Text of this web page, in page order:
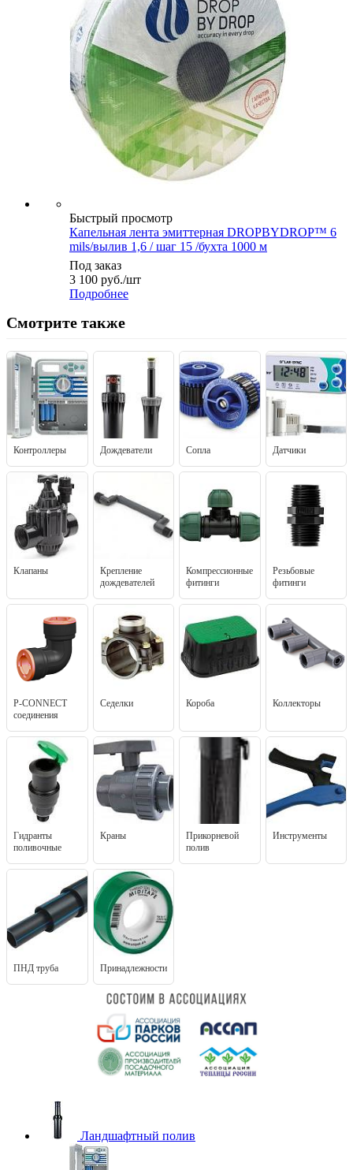
Быстрый просмотр
Капельная лента эмиттерная DROPBYDROP™ 6
mils/вылив 1,6 / шаг 15 /бухта 1000 м
Под заказ
3 100 руб./шт
Подробнее
Смотрите также
Контроллеры Дождеватели Сопла Датчики
Клапаны
Крепление
дождевателей
Компрессионные
фитинги
Резьбовые
фитинги
P-CONNECT
соединения
Седелки Короба Коллекторы
Гидранты
поливочные
Краны
Прикорневой
полив
Инструменты
ПНД труба Принадлежности
Ландшафтный полив